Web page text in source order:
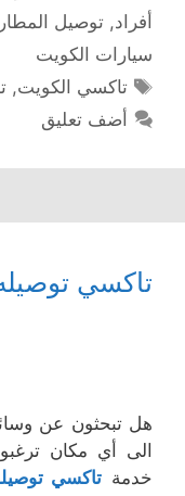
أفراد, توصيل المطار
سيارات الكويت
الوسوم
تاكسي الكويت,
أضف تعليق
تاكسي
هل تبحثون عن
الى أي مكان
خدمة تاكسي